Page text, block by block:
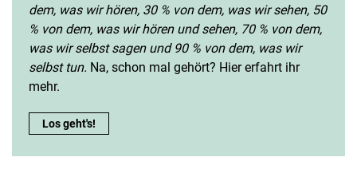
dem, was wir hören, 30 % von dem, was wir sehen, 50
% von dem, was wir hören und sehen, 70 % von dem,
was wir selbst sagen und 90 % von dem, was wir
selbst tun. Na, schon mal gehört? Hier erfahrt ihr
mehr.
Mythos Lernpyramide | Wer ernten will, muss viele
Los geht's!